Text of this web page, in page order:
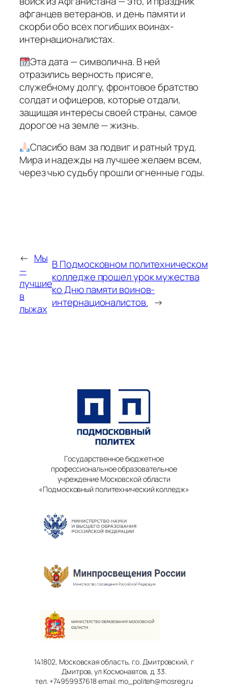
афганцев ветеранов, и день памяти и
скорби обо всех погибших воинах-
интернационалистах.
Эта дата — символична. В ней
отразились верность присяге,
служебному долгу, фронтовое братство
солдат и офицеров, которые отдали,
защищая интересы своей страны, самое
дорогое на земле — жизнь.
Спасибо вам за подвиг и ратный труд.
Мира и надежды на лучшее желаем всем,
через чью судьбу прошли огненные годы.
← Мы
—
лучшие
в
лыжах
В Подмосковном политехническом
колледже прошел урок мужества
ко Дню памяти воинов-
интернационалистов. →
Государственное бюджетное
профессиональное образовательное
учреждение Московской области
«Подмосковный политехнический колледж»
141802, Московская область, г.о. Дмитровский, г
Дмитров, ул Космонавтов, д. 33.
тел. +74959937618 email. mo_politeh@mosreg.ru